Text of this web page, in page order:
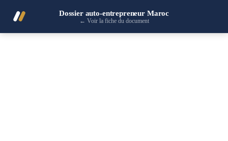
Dossier auto-entrepreneur Maroc
← Voir la fiche du document